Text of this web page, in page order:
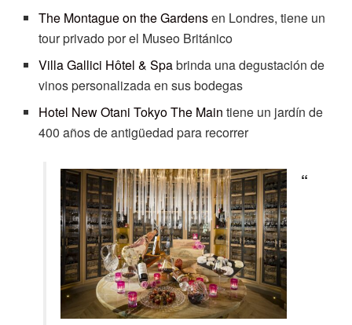
The Montague on the Gardensen Londres, tiene un
tour privado por el Museo Británico
Villa Gallici Hôtel & Spabrinda una degustación de
vinos personalizada en sus bodegas
Hotel New Otani Tokyo The Main tiene un jardín de
400 años de antigüedad para recorrer
“